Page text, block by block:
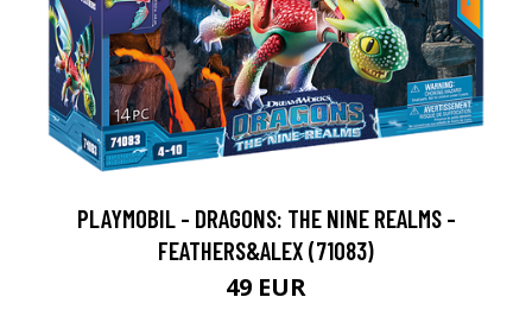
PLAYMOBIL - DRAGONS: THE NINE REALMS -
FEATHERS&ALEX (71083)
49 EUR